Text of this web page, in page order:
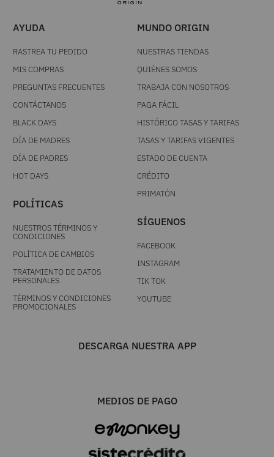
AYUDA
RASTREA TU PEDIDO
MIS COMPRAS
PREGUNTAS FRECUENTES
CONTÁCTANOS
BLACK DAYS
DÍA DE MADRES
DÍA DE PADRES
HOT DAYS
POLÍTICAS
NUESTROS TÉRMINOS Y
CONDICIONES
POLÍTICA DE CAMBIOS
TRATAMIENTO DE DATOS
PERSONALES
TÉRMINOS Y CONDICIONES
PROMOCIONALES
MUNDO ORIGIN
NUESTRAS TIENDAS
QUIÉNES SOMOS
TRABAJA CON NOSOTROS
PAGA FÁCIL
HISTÓRICO TASAS Y TARIFAS
TASAS Y TARIFAS VIGENTES
ESTADO DE CUENTA
CRÉDITO
PRIMATÓN
SÍGUENOS
FACEBOOK
INSTAGRAM
TIK TOK
YOUTUBE
DESCARGA NUESTRA APP
MEDIOS DE PAGO